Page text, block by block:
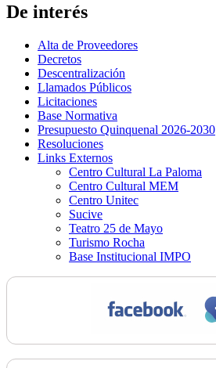
De interés
Alta de Proveedores
Decretos
Descentralización
Llamados Públicos
Licitaciones
Base Normativa
Presupuesto Quinquenal 2026-2030
Resoluciones
Links Externos
Centro Cultural La Paloma
Centro Cultural MEM
Centro Unitec
Sucive
Teatro 25 de Mayo
Turismo Rocha
Base Institucional IMPO